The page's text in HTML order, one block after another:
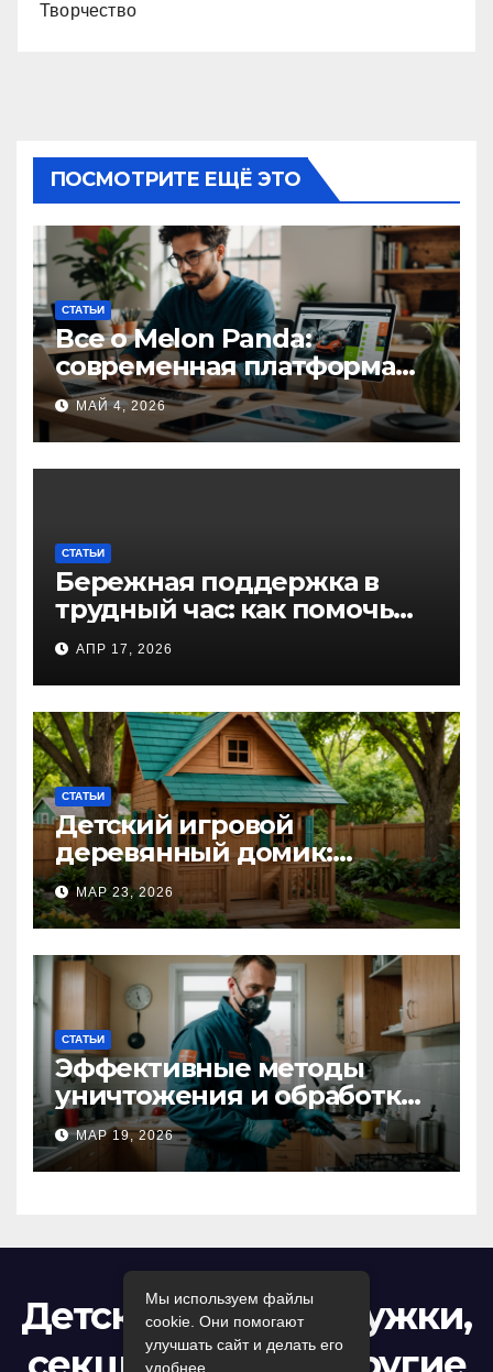
Творчество
ПОСМОТРИТЕ ЕЩЁ ЭТО
СТАТЬИ
Все о Melon Panda:
современная платформа
для творческих
профессионалов и
любителей
МАЙ 4, 2026
СТАТЬИ
Бережная поддержка в
трудный час: как помочь
близкому справиться с
алкогольной
интоксикацией и
сохранить семью
АПР 17, 2026
СТАТЬИ
Детский игровой
деревянный домик:
волшебное пространство
для самых маленьких от
Kastum
МАР 23, 2026
СТАТЬИ
Эффективные методы
уничтожения и обработки
тараканов в Москве:
профессиональный подход
к дезинсекции квартир и
МАР 19, 2026
Детский досуг: кружки,
Мы используем файлы
cookie. Они помогают
улучшать сайт и делать его
удобнее.